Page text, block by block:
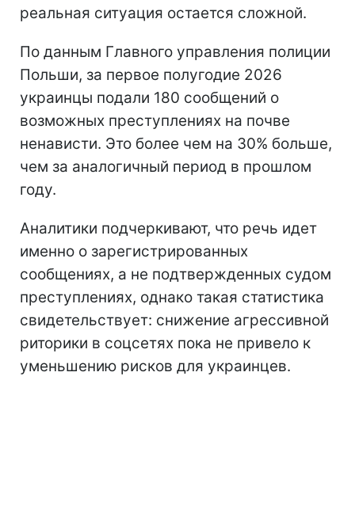
реальная ситуация остается сложной.
По данным Главного управления полиции
Польши, за первое полугодие 2026
украинцы подали 180 сообщений о
возможных преступлениях на почве
ненависти. Это более чем на 30% больше,
чем за аналогичный период в прошлом
году.
Аналитики подчеркивают, что речь идет
именно о зарегистрированных
сообщениях, а не подтвержденных судом
преступлениях, однако такая статистика
свидетельствует: снижение агрессивной
риторики в соцсетях пока не привело к
уменьшению рисков для украинцев.